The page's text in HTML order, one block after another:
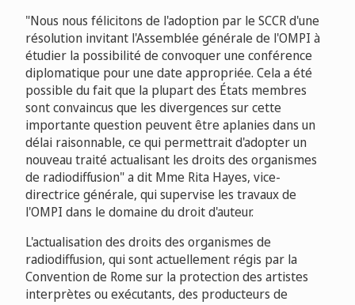
"Nous nous félicitons de l'adoption par le SCCR d'une
résolution invitant l'Assemblée générale de l'OMPI à
étudier la possibilité de convoquer une conférence
diplomatique pour une date appropriée. Cela a été
possible du fait que la plupart des États membres
sont convaincus que les divergences sur cette
importante question peuvent être aplanies dans un
délai raisonnable, ce qui permettrait d'adopter un
nouveau traité actualisant les droits des organismes
de radiodiffusion" a dit Mme Rita Hayes, vice-
directrice générale, qui supervise les travaux de
l'OMPI dans le domaine du droit d'auteur.
L'actualisation des droits des organismes de
radiodiffusion, qui sont actuellement régis par la
Convention de Rome sur la protection des artistes
interprètes ou exécutants, des producteurs de